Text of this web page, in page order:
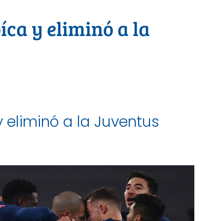
y eliminó a la
eliminó a la Juventus